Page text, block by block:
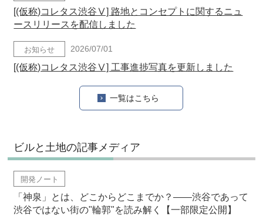
[(仮称)コレタス渋谷Ⅴ] 路地とコンセプトに関するニュ
ースリリースを配信しました
お知らせ 2026/07/01
[(仮称)コレタス渋谷Ⅴ] 工事進捗写真を更新しました
一覧はこちら
ビルと土地の記事メディア
開発ノート
「神泉」とは、どこからどこまでか？――渋谷であって
渋谷ではない街の"輪郭"を読み解く【一部限定公開】